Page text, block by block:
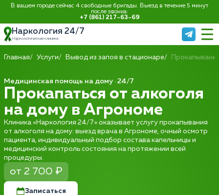
В вашем городе сейчас 4 свободные бригады. Выезд в течение 5 минут
после звонка:
+7 (861) 217-63-69
Наркология 24/7
Наркологическая клиника
Главная Услуги Вывод из запоя в стационаре
Медицинская помощь на дому · 24/7
Прокапаться от алкоголя
на дому в Агрономе
Клиника «Наркология 24/7» оказывает услугу прокапывания
от алкоголя на дому: выезд врача в Агрономе, очный осмотр
пациента, индивидуальный подбор состава капельницы и
медицинский контроль состояния на протяжении всей
процедуры.
от 2 700 ₽
Записаться